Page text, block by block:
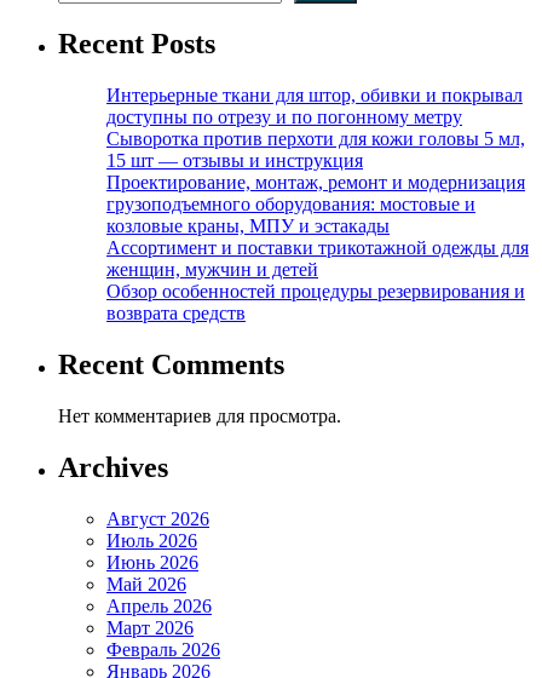
Recent Posts
Интерьерные ткани для штор, обивки и покрывал
доступны по отрезу и по погонному метру
Сыворотка против перхоти для кожи головы 5 мл,
15 шт — отзывы и инструкция
Проектирование, монтаж, ремонт и модернизация
грузоподъемного оборудования: мостовые и
козловые краны, МПУ и эстакады
Ассортимент и поставки трикотажной одежды для
женщин, мужчин и детей
Обзор особенностей процедуры резервирования и
возврата средств
Recent Comments
Нет комментариев для просмотра.
Archives
Август 2026
Июль 2026
Июнь 2026
Май 2026
Апрель 2026
Март 2026
Февраль 2026
Январь 2026